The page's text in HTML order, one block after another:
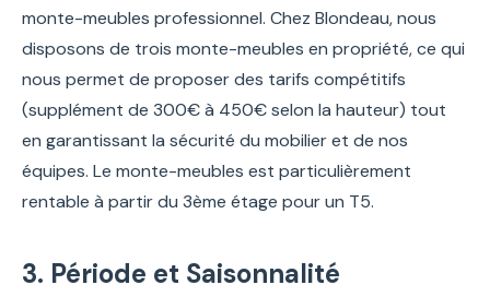
monte-meubles professionnel. Chez Blondeau, nous
disposons de trois monte-meubles en propriété, ce qui
nous permet de proposer des tarifs compétitifs
(supplément de 300€ à 450€ selon la hauteur) tout
en garantissant la sécurité du mobilier et de nos
équipes. Le monte-meubles est particulièrement
rentable à partir du 3ème étage pour un T5.
3. Période et Saisonnalité